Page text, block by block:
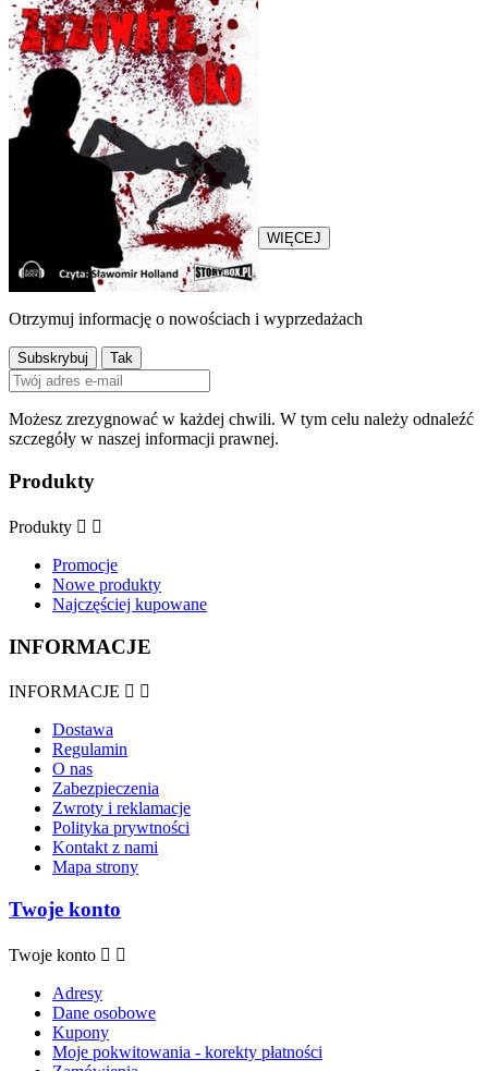
WIĘCEJ
Otrzymuj informację o nowościach i wyprzedażach
Możesz zrezygnować w każdej chwili. W tym celu należy odnaleźć
szczegóły w naszej informacji prawnej.
Produkty
Produkty  
Promocje
Nowe produkty
Najczęściej kupowane
INFORMACJE
INFORMACJE  
Dostawa
Regulamin
O nas
Zabezpieczenia
Zwroty i reklamacje
Polityka prywtności
Kontakt z nami
Mapa strony
Twoje konto
Twoje konto  
Adresy
Dane osobowe
Kupony
Moje pokwitowania - korekty płatności